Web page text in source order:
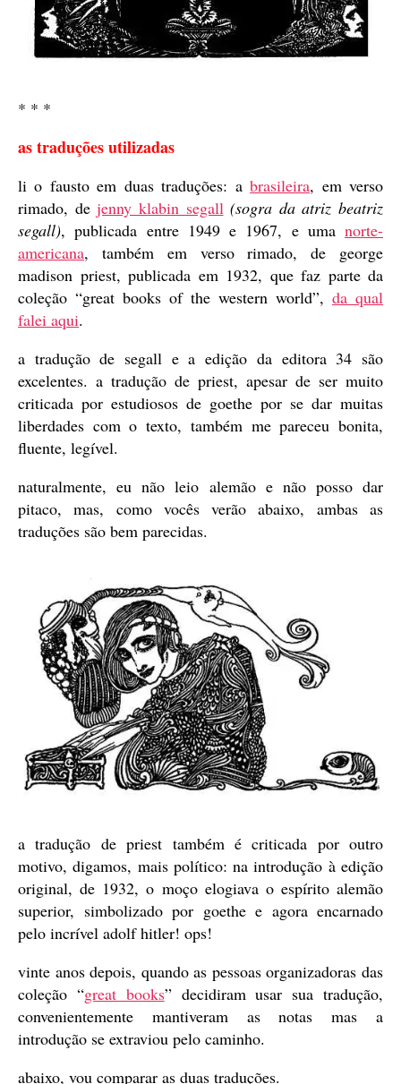
* * *
as traduções utilizadas
li o fausto em duas traduções: abrasileira, em verso
rimado, dejenny klabin segall (sogra da atriz beatriz
segall), publicada entre 1949 e 1967, e uma norte-
americana, também em verso rimado, de george
madison priest, publicada em 1932, que faz parte da
coleção “great books of the western world”, da qual
falei aqui.
a tradução de segall e a edição da editora 34 são
excelentes. a tradução de priest, apesar de ser muito
criticada por estudiosos de goethe por se dar muitas
liberdades com o texto, também me pareceu bonita,
fluente, legível.
naturalmente, eu não leio alemão e não posso dar
pitaco, mas, como vocês verão abaixo, ambas as
traduções são bem parecidas.
a tradução de priest também é criticada por outro
motivo, digamos, mais político: na introdução à edição
original, de 1932, o moço elogiava o espírito alemão
superior, simbolizado por goethe e agora encarnado
pelo incrível adolf hitler! ops!
vinte anos depois, quando as pessoas organizadoras das
coleção “great books” decidiram usar sua tradução,
convenientemente mantiveram as notas mas a
introdução se extraviou pelo caminho.
abaixo, vou comparar as duas traduções.